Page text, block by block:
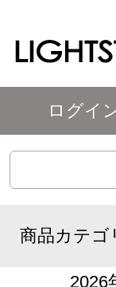
ログイ
商品カテゴ
2026